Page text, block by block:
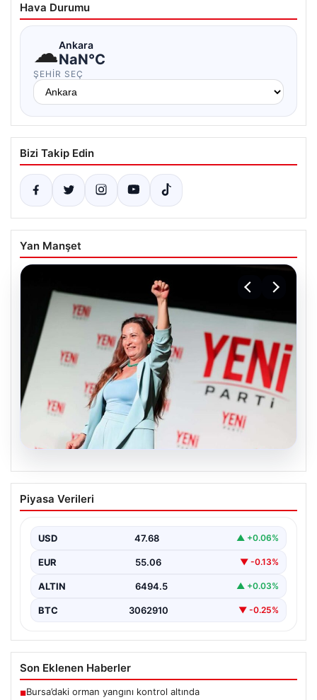
Hava Durumu
☁Ankara
NaN°C
ŞEHIR SEÇ
Bizi Takip Edin
Yan Manşet
Manisa’da Rüşvet Soruşturması: Yeni
Parti İl Başkanı İlksen Özalper
Manisa'da yaşanan rüşvet operasyonu kapsamında
gözaltına…
Piyasa Verileri
USD 47.68 ▲ +0.06%
EUR 55.06 ▼ -0.13%
ALTIN 6494.5 ▲ +0.03%
BTC 3062910 ▼ -0.25%
Son Eklenen Haberler
■Bursa’daki orman yangını kontrol altında